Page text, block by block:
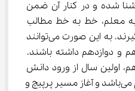
شده و در کنار آن ضمن
معلم، خط به خط مطالب
کتاب فارسی خود را نیز یاد بگیرند. به این صورت می‌توانند
سال‌های یازدهم و دوازدهم داشته باشند.
سال دهم، اولین سال از ورود دانش
آموزان به مقطع متوسطه دوم می‌باشد و آغاز مسیر پرپیچ و